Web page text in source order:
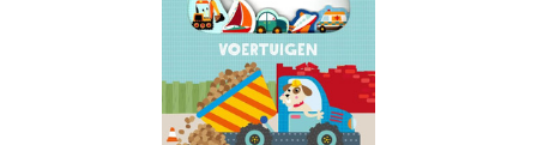
Schrijf hieronder je review!